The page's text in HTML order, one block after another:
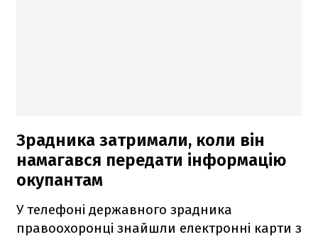
Зрадника затримали, коли він
намагався передати інформацію
окупантам
У телефоні державного зрадника
правоохоронці знайшли електронні карти з